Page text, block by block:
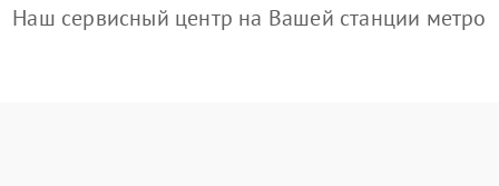
Наш сервисный центр на Вашей станции метро